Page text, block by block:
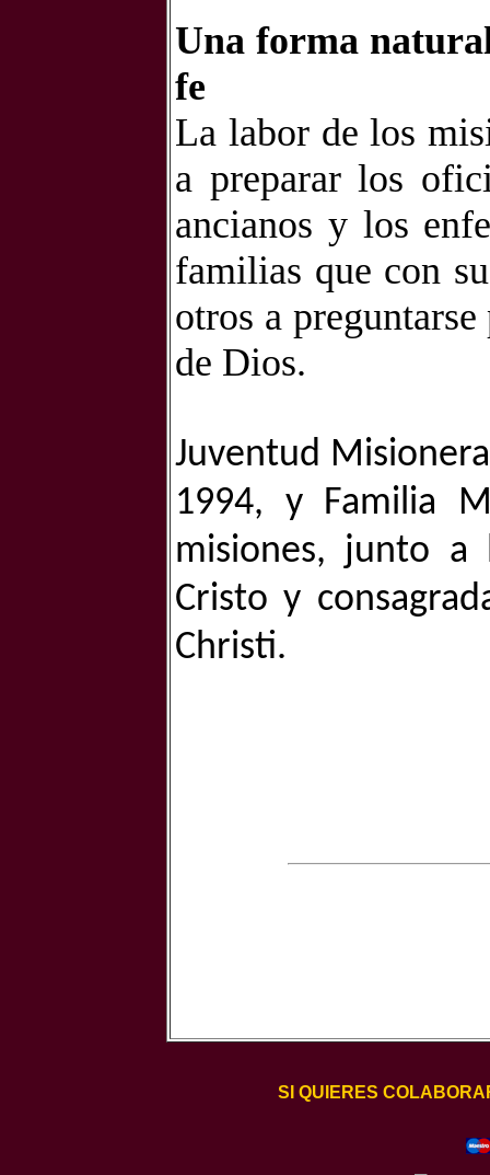
Una forma
fe
La labor de los
a preparar los
ancianos y los
familias que con
otros a
de Dios.
Juventud
1994, y Familia
misiones, junto a
Cristo y
Christi.
SI QUIERES